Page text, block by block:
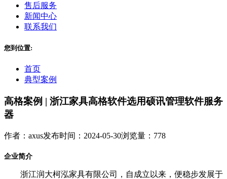
售后服务
新闻中心
联系我们
您到位置:
首页
典型案例
高格案例 | 浙江家具高格软件选用硕讯管理软件服务
器
作者：axus发布时间：2024-05-30浏览量：778
企业简介
浙江润大柯泓家具有限公司，自成立以来，便稳步发展于